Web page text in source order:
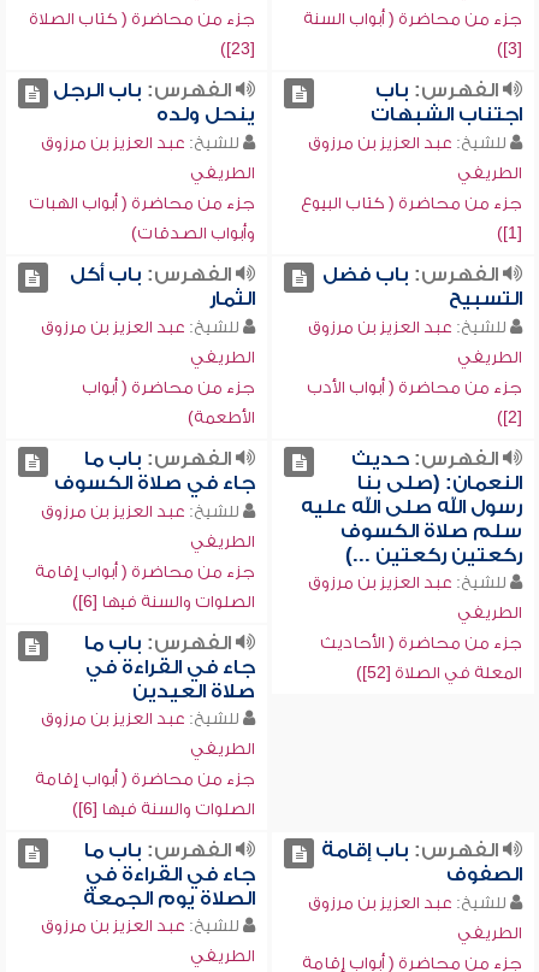
جزء من محاضرة ( أبواب السنة
[3])
جزء من محاضرة ( كتاب الصلاة
[23])
الفهرس: باب
اجتناب الشبهات
للشيخ: عبد العزيز بن مرزوق
الطريفي
جزء من محاضرة ( كتاب البيوع
[1])
الفهرس: باب الرجل
ينحل ولده
للشيخ: عبد العزيز بن مرزوق
الطريفي
جزء من محاضرة ( أبواب الهبات
وأبواب الصدقات)
الفهرس: باب فضل
التسبيح
للشيخ: عبد العزيز بن مرزوق
الطريفي
جزء من محاضرة ( أبواب الأدب
[2])
الفهرس: باب أكل
الثمار
للشيخ: عبد العزيز بن مرزوق
الطريفي
جزء من محاضرة ( أبواب
الأطعمة)
الفهرس:حديث
النعمان: (صلى بنا
رسول الله صلى الله عليه
سلم صلاة الكسوف
ركعتين ركعتين ...)
للشيخ: عبد العزيز بن مرزوق
الطريفي
جزء من محاضرة ( الأحاديث
المعلة في الصلاة [52])
الفهرس: باب ما
جاء في صلاة الكسوف
للشيخ: عبد العزيز بن مرزوق
الطريفي
جزء من محاضرة ( أبواب إقامة
الصلوات والسنة فيها [6])
الفهرس: باب ما
جاء في القراءة في
صلاة العيدين
للشيخ: عبد العزيز بن مرزوق
الطريفي
جزء من محاضرة ( أبواب إقامة
الصلوات والسنة فيها [6])
الفهرس: باب إقامة
الصفوف
للشيخ: عبد العزيز بن مرزوق
الطريفي
جزء من محاضرة ( أبواب إقامة
الفهرس: باب ما
جاء في القراءة في
الصلاة يوم الجمعة
للشيخ: عبد العزيز بن مرزوق
الطريفي